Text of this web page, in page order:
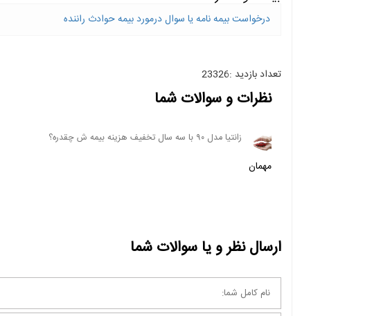
درخواست بیمه نامه یا سوال درمورد بیمه حوادث راننده
تعداد بازدید :23326
نظرات و سوالات شما
مهمان
زانتیا مدل ۹۰ با سه سال تخفیف هزینه بیمه ش چقدره؟
ارسال نظر و یا سوالات شما